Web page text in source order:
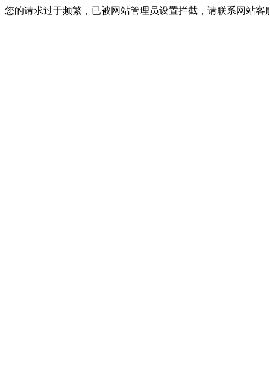
您的请求过于频繁，已被网站管理员设置拦截，请联系网站客